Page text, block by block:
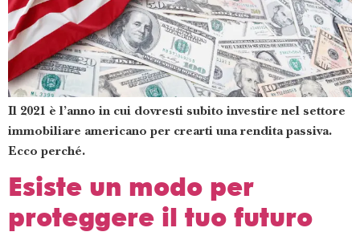
Il 2021 è l’anno in cui dovresti subito investire nel settore
immobiliare americano per crearti una rendita passiva.
Ecco perché.
Esiste un modo per
proteggere il tuo futuro